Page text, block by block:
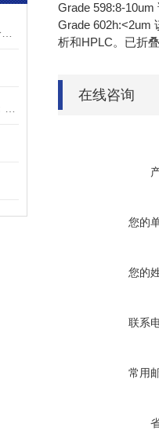
Grade 598:8-
Grade 602h:<2um
析和HPLC。已折
在线咨询
您的
您的
联系
常用